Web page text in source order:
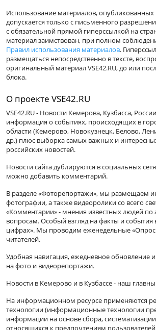
Использование материалов, опубликованных
допускается только с письменного
с обязательной прямой гиперссылкой на
материал заимствован, при полном
Правил использования материалов.
размещаться непосредственно в тексте,
оригинальный материал VSE42.RU, до или
блока.
О проекте VSE42.RU
VSE42.RU - Новости Кемерова, Кузбасса,
информация о событиях, происходящих в
области (Кемерово, Новокузнецк, Белово,
др.) плюс выборка самых важных и
российских новостей.
Новости сайта дублируются в социальных
можно добавить комментарий.
В разделе «Фоторепортажи», мы размещаем
фотографии, а также видеоролики со всего
«Комментарии» - мнения известных людей по
вопросам. Особый взгляд на факты и события
цифрах». Мы проводим еженедельные
читателей.
Удобная навигация, ежедневное обновление
на фото и видеорепортажи.
Новости в Кемерово и в Кузбассе - наш
На информационном ресурсе применяются
технологии (информационные технологии
информации на основе сбора,
относящихся к предпочтениям пользователей